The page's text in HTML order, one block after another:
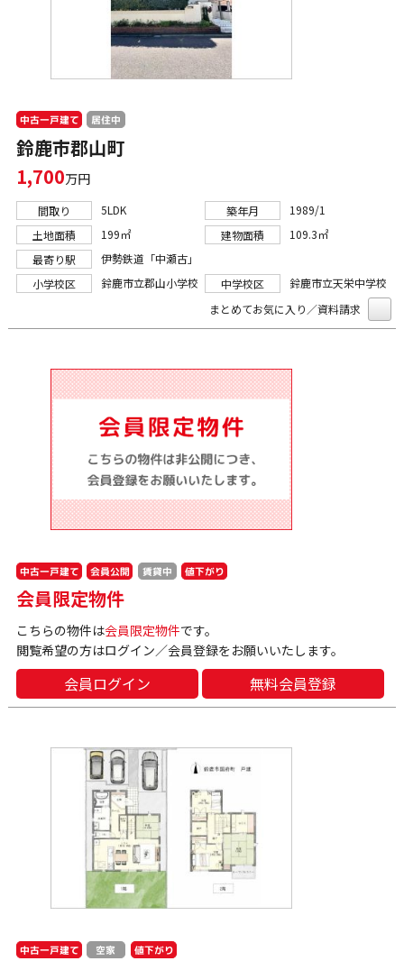
中古一戸建て 居住中
鈴鹿市郡山町
1,700万円
間取り 5LDK 築年月
1989/1
土地面積
199㎡ 建物面積
109.3㎡
最寄り駅
伊勢鉄道「中瀬古」
小学校区
鈴鹿市立郡山小学校 中学校区
鈴鹿市立天栄中学校
まとめてお気に入り／資料請求
中古一戸建て 会員公開 賃貸中 値下がり
会員限定物件
こちらの物件は会員限定物件です。
閲覧希望の方はログイン／会員登録をお願いいたします。
会員ログイン 無料会員登録
中古一戸建て 空家 値下がり